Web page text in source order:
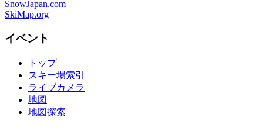
SnowJapan.com
SkiMap.org
イベント
トップ
スキー場索引
ライブカメラ
地図
地図探索